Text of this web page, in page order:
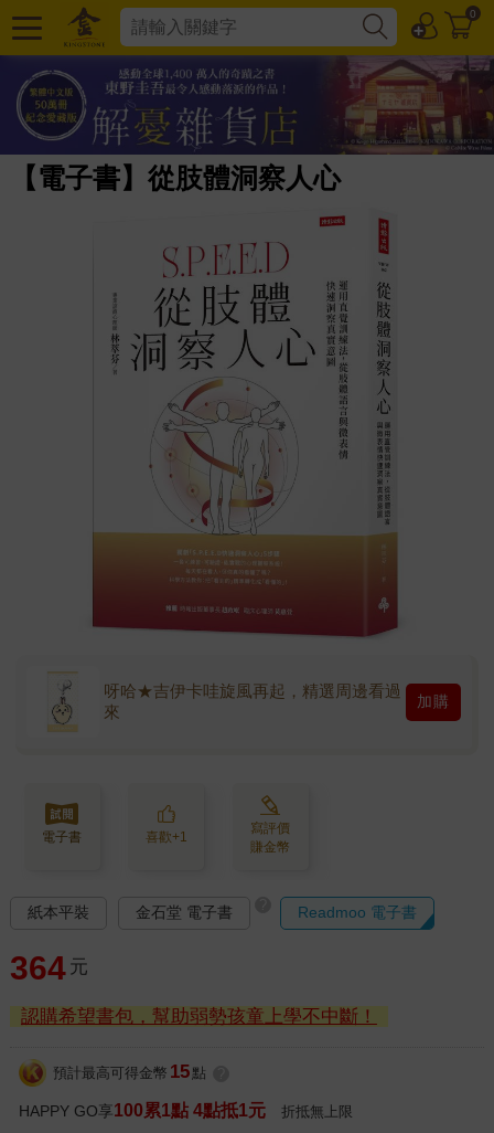
0
【電子書】從肢體洞察人心
呀哈★吉伊卡哇旋風再起，精選周邊看過
來
加購
電子書 喜歡+1
寫評價
賺金幣
紙本平裝 金石堂 電子書 Readmoo 電子書
364 元
認購希望書包，幫助弱勢孩童上學不中斷！
預計最高可得金幣 15 點
HAPPY GO享100累1點 4點抵1元 折抵無上限